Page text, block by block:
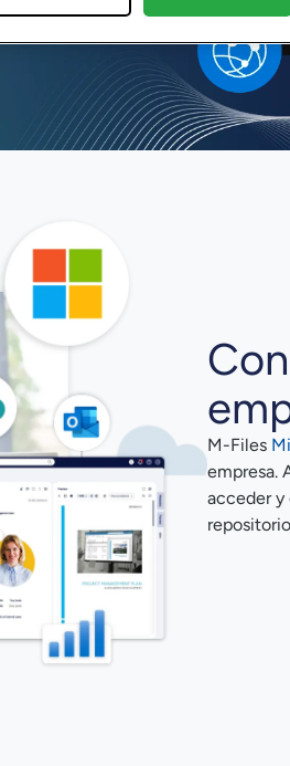
M-Files
empresa.
acceder y